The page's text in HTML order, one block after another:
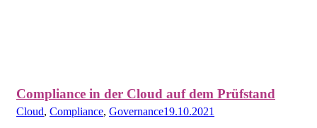
Compliance in der Cloud auf dem Prüfstand
Cloud, Compliance, Governance19.10.2021